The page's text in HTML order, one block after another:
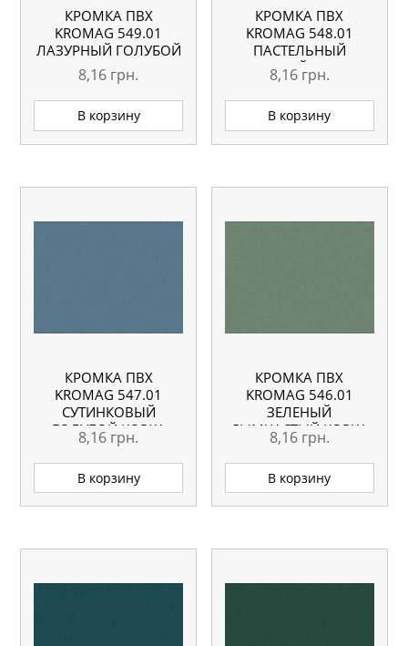
КРОМКА ПВХ
KROMAG 549.01
ЛАЗУРНЫЙ ГОЛУБОЙ
22×0,6 ММ
8,16 грн.
В корзину
КРОМКА ПВХ
KROMAG 548.01
ПАСТЕЛЬНЫЙ
ЗЕЛЕНЫЙ КОРКА
22×0,6 ММ
8,16 грн.
В корзину
КРОМКА ПВХ
KROMAG 547.01
СУТИНКОВЫЙ
ГОЛУБОЙ КОРКА
22×0,6 ММ
8,16 грн.
В корзину
КРОМКА ПВХ
KROMAG 546.01
ЗЕЛЕНЫЙ
ДЫМЧАСТЫЙ КОРКА
22×0,6 ММ
8,16 грн.
В корзину